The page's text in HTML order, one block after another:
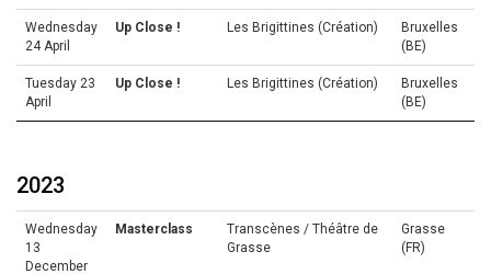
Wednesday
24 April
Up Close ! Les Brigittines (Création)
Bruxelles
(BE)
Tuesday 23
April
Up Close ! Les Brigittines (Création)
Bruxelles
(BE)
2023
Wednesday
13
December
Masterclass
Transcènes / Théâtre de
Grasse
Grasse
(FR)